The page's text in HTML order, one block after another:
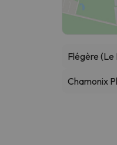
Flégère (Le
Chamonix